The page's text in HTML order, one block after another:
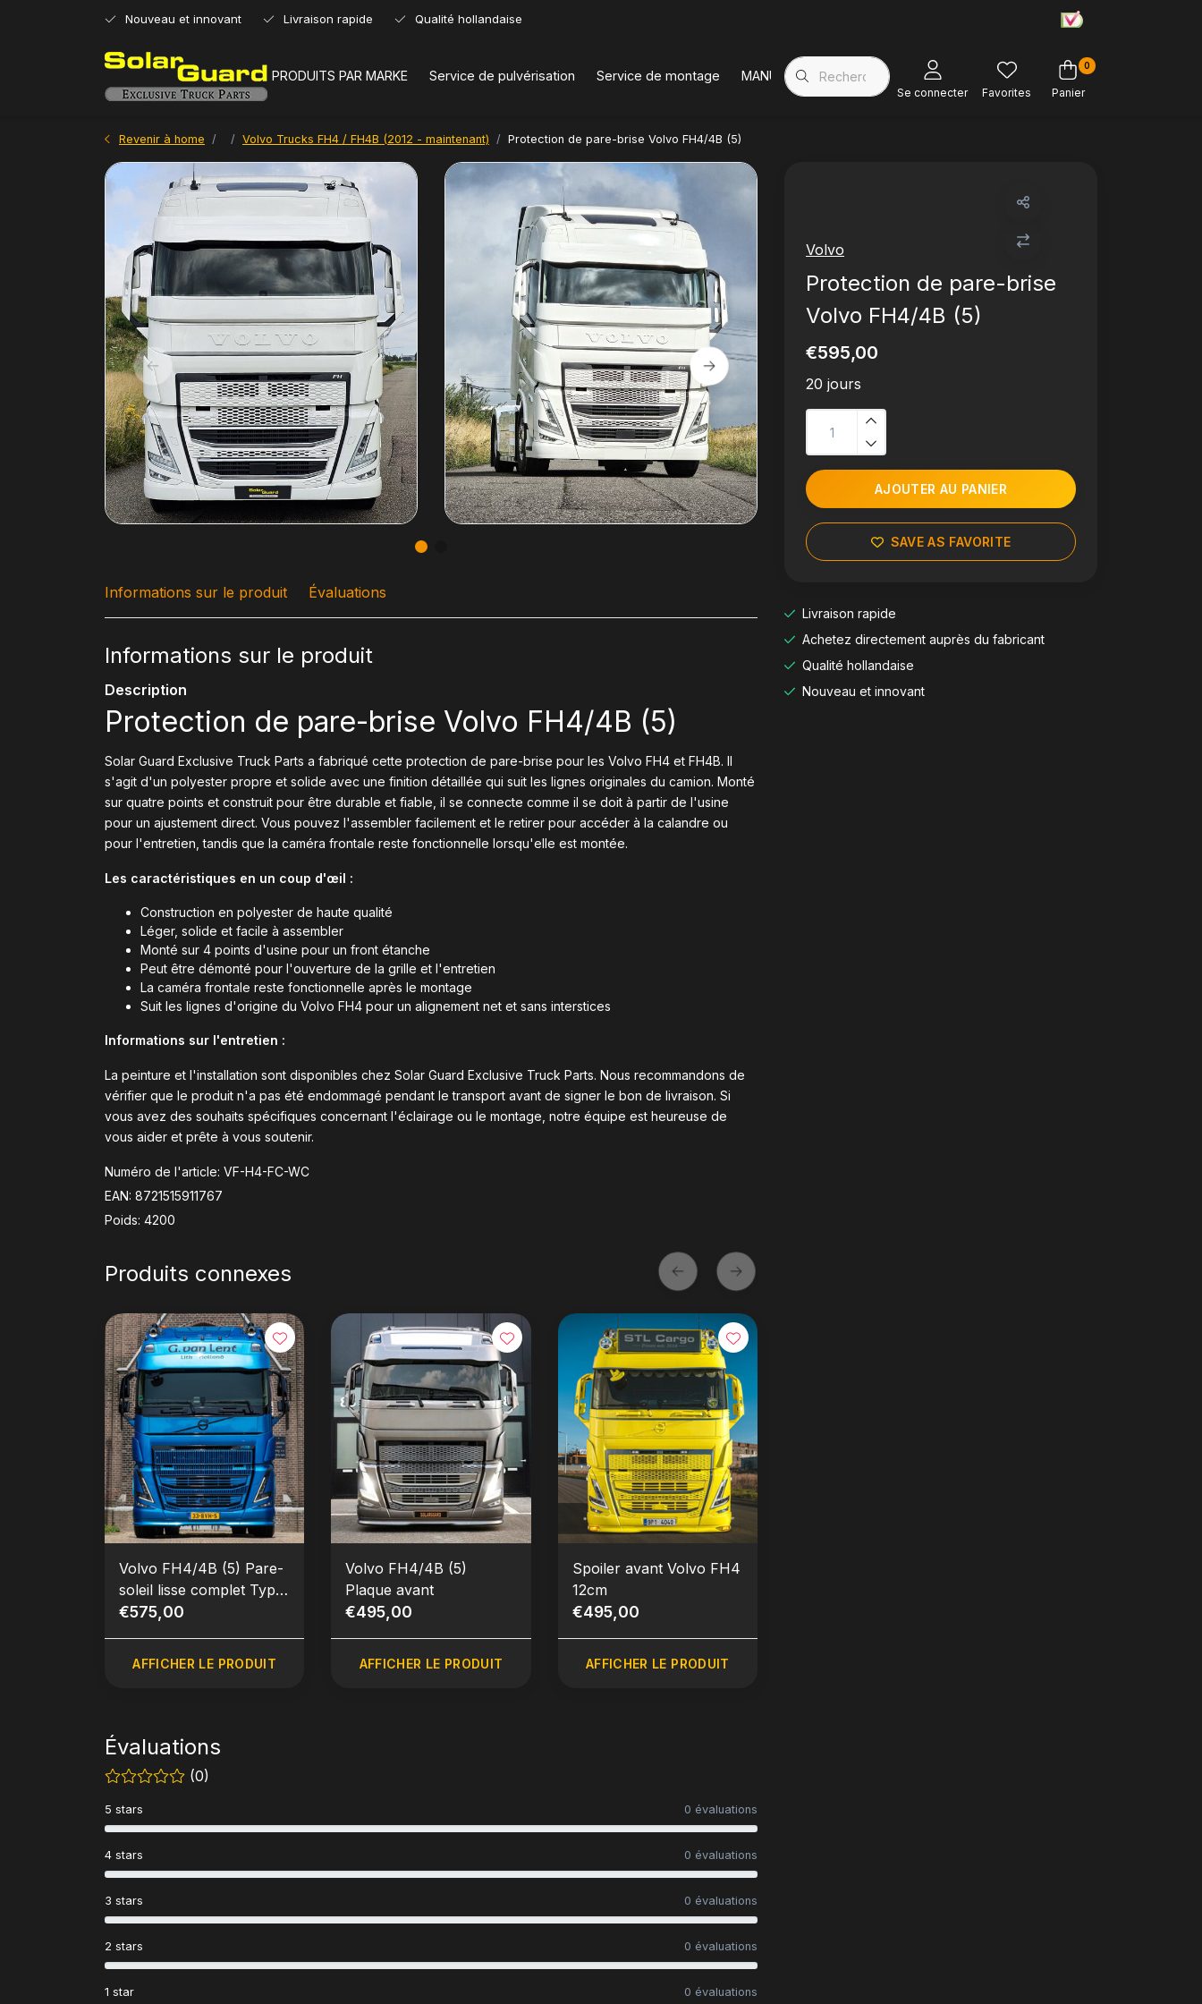
Nouveau et innovant Livraison rapide Qualité hollandaise
PRODUITS PAR MARKE Service de pulvérisation Service de montage MANUELS Magasin d'usine Soutien à la clientèle
Se connecter Favorites
0
Panier
Revenir à home Volvo Trucks FH4 / FH4B (2012 - maintenant) Protection de pare-brise Volvo FH4/4B (5)
Volvo
Protection de pare-brise
Volvo FH4/4B (5)
€595,00
20 jours
AJOUTER AU PANIER
SAVE AS FAVORITE
Livraison rapide
Achetez directement auprès du fabricant
Qualité hollandaise
Nouveau et innovant
Informations sur le produit Évaluations
Informations sur le produit
Description
Protection de pare-brise Volvo FH4/4B (5)
Solar Guard Exclusive Truck Parts a fabriqué cette protection de pare-brise pour les Volvo FH4 et FH4B. Il
s'agit d'un polyester propre et solide avec une finition détaillée qui suit les lignes originales du camion. Monté
sur quatre points et construit pour être durable et fiable, il se connecte comme il se doit à partir de l'usine
pour un ajustement direct. Vous pouvez l'assembler facilement et le retirer pour accéder à la calandre ou
pour l'entretien, tandis que la caméra frontale reste fonctionnelle lorsqu'elle est montée.
Les caractéristiques en un coup d'œil :
Construction en polyester de haute qualité
Léger, solide et facile à assembler
Monté sur 4 points d'usine pour un front étanche
Peut être démonté pour l'ouverture de la grille et l'entretien
La caméra frontale reste fonctionnelle après le montage
Suit les lignes d'origine du Volvo FH4 pour un alignement net et sans interstices
Informations sur l'entretien :
La peinture et l'installation sont disponibles chez Solar Guard Exclusive Truck Parts. Nous recommandons de
vérifier que le produit n'a pas été endommagé pendant le transport avant de signer le bon de livraison. Si
vous avez des souhaits spécifiques concernant l'éclairage ou le montage, notre équipe est heureuse de
vous aider et prête à vous soutenir.
Numéro de l'article: VF-H4-FC-WC
EAN: 8721515911767
Poids: 4200
Produits connexes
Volvo FH4/4B (5) Pare-
soleil lisse complet Type
4 28cm Colisión frontal
€575,00
AFFICHER LE PRODUIT
Volvo FH4/4B (5)
Plaque avant
€495,00
AFFICHER LE PRODUIT
Spoiler avant Volvo FH4
12cm
€495,00
AFFICHER LE PRODUIT
Évaluations
(0)
1 star 0 évaluations
2 stars 0 évaluations
3 stars 0 évaluations
4 stars 0 évaluations
5 stars 0 évaluations